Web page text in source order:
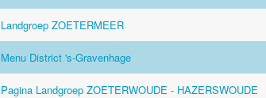
Landgroep ZOETERMEER
Menu District 's-Gravenhage
Pagina Landgroep ZOETERWOUDE - HAZERSWOUDE